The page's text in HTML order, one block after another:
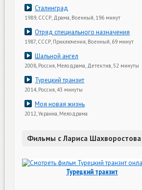
Сталинград
1989, СССР, Драма, Военный, 196 минут
Отряд специального назначения
1987, СССР, Приключения, Военный, 69 минут
Шальной ангел
2008, Россия, Мелодрама, Детектив, 52 минуты
Турецкий транзит
2014, Россия, 43 минуты
Моя новая жизнь
2012, Украина, Мелодрама
Фильмы с Лариса Шахворостова
Турецкий транзит